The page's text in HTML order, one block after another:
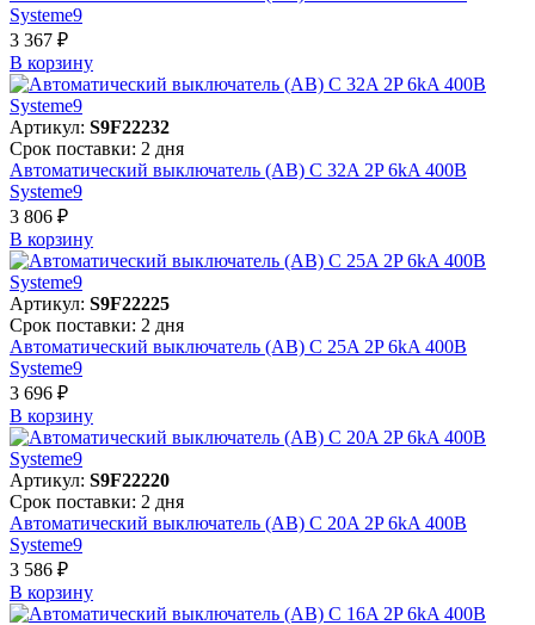
Systeme9
3 367 ₽
В корзинy
Артикул: S9F22232
Срок поставки: 2 дня
Автоматический выключатель (АВ) C 32A 2P 6kA 400В
Systeme9
3 806 ₽
В корзинy
Артикул: S9F22225
Срок поставки: 2 дня
Автоматический выключатель (АВ) C 25A 2P 6kA 400В
Systeme9
3 696 ₽
В корзинy
Артикул: S9F22220
Срок поставки: 2 дня
Автоматический выключатель (АВ) C 20A 2P 6kA 400В
Systeme9
3 586 ₽
В корзинy